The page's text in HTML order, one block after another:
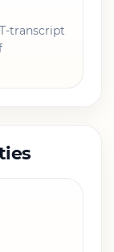
transcript